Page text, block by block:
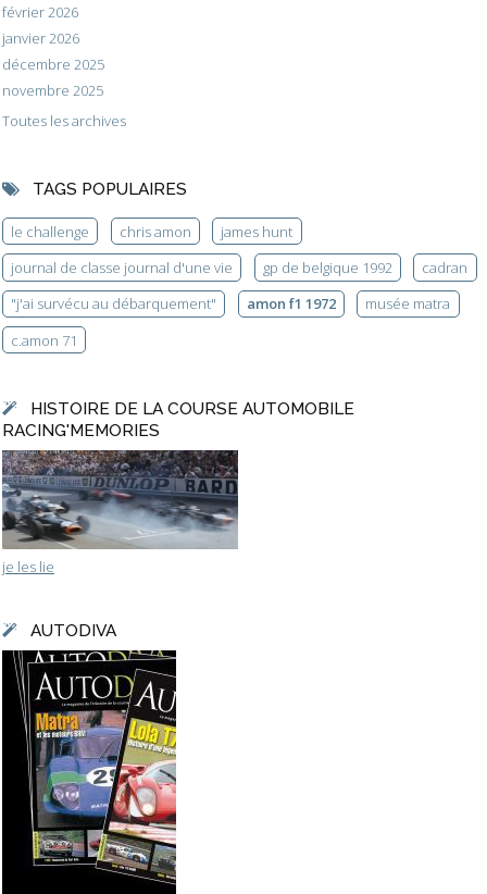
février 2026
janvier 2026
décembre 2025
novembre 2025
Toutes les archives
TAGS POPULAIRES
le challenge chris amon
james hunt
journal de classe journal d'une vie
gp de belgique 1992
cadran
"j'ai survécu au débarquement"
amon f1 1972
musée matra
c.amon 71
HISTOIRE DE LA COURSE AUTOMOBILE
RACING'MEMORIES
je les lie
AUTODIVA